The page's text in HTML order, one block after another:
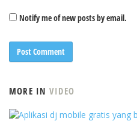
Notify me of new posts by email.
MORE IN VIDEO